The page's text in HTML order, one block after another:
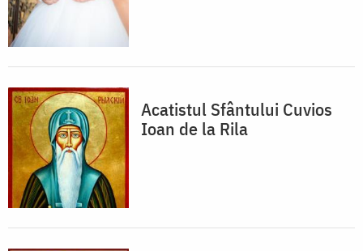
Acatistul Sfântului Cuvios
Ioan de la Rila